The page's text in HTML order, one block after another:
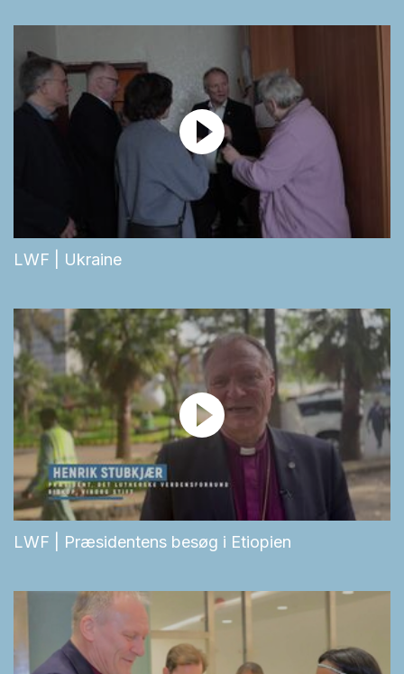
LWF | Ukraine
LWF | Præsidentens besøg i Etiopien